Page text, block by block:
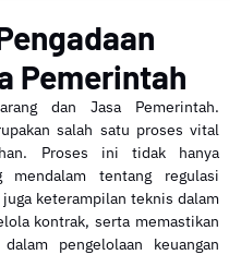
Pemerintah
dan Jasa Pemerintah.
salah satu proses vital
Proses ini tidak hanya
mendalam tentang regulasi
keterampilan teknis dalam
kontrak, serta memastikan
pengelolaan keuangan